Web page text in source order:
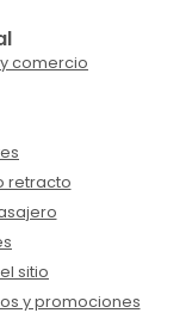
comercio
retracto
sitio
y promociones